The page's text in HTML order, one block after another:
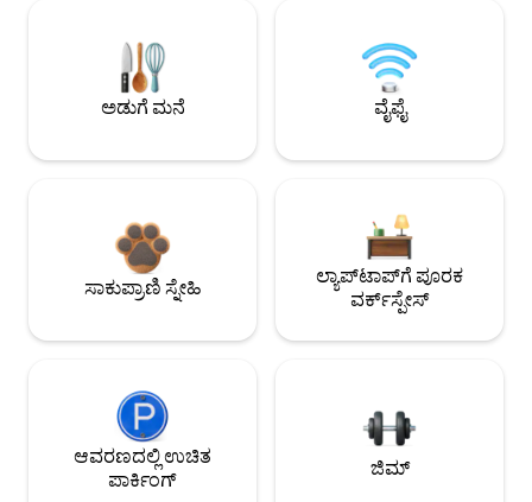
ಅಡುಗೆ ಮನೆ ವೈಫೈ
ಸಾಕುಪ್ರಾಣಿ ಸ್ನೇಹಿ
ಲ್ಯಾಪ್‌ಟಾಪ್‌ಗೆ ಪೂರಕ
ವರ್ಕ್‌ಸ್ಪೇಸ್
ಆವರಣದಲ್ಲಿ ಉಚಿತ
ಪಾರ್ಕಿಂಗ್
ಜಿಮ್